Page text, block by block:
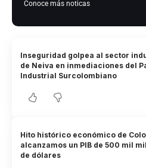
Conoce más noticas
Inseguridad golpea al sector
de Neiva en inmediaciones del
Industrial Surcolombiano
Hito histórico económico de
alcanzamos un PIB de 500 mil
de dólares